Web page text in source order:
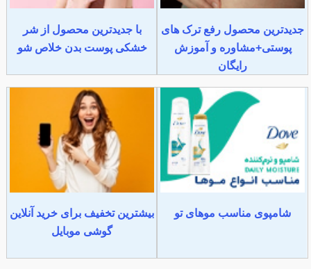
جدیدترین محصول رفع ترک های
پوستی+مشاوره و آموزش
رایگان
با جدیدترین محصول از شر
خشکی پوست بدن خلاص شو
شامپوی مناسب موهای تو
بیشترین تخفیف برای خرید آنلاین
گوشی موبایل